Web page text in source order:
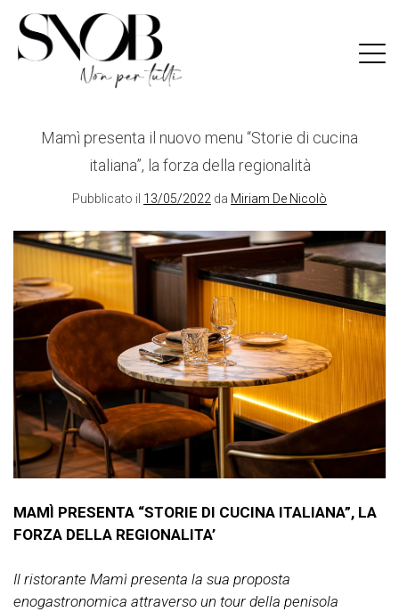
content
Mamì presenta il nuovo menu “Storie di cucina
italiana”, la forza della regionalità
Pubblicato il 13/05/2022 da Miriam De Nicolò
MAMÌ PRESENTA “STORIE DI CUCINA ITALIANA”, LA
FORZA DELLA REGIONALITA’
Il ristorante Mamì presenta la sua proposta
enogastronomica attraverso un tour della penisola